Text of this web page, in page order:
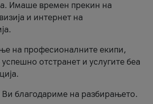
Имаше времен прекин на
и интернет на
на професионалните екипи,
отстранет и услугите беа
благодариме на разбирањето.